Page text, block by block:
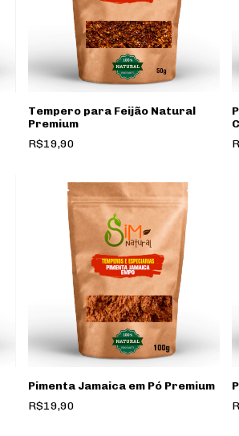
Tempero para Feijão Natural
Premium
R$19,90
Pimenta Jamaica em Pó Premium
R$19,90